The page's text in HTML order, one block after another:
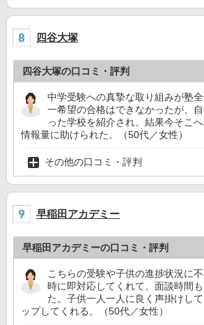
四谷大塚
四谷大塚の口コミ・評判
中学受験への真摯な取り組みが塾
一希望の合格はできなかったが、
った学校を紹介され、結果今そこ
情報量に助けられた。（50代／女性）
その他の口コミ・評判
早稲田アカデミー
早稲田アカデミーの口コミ・評判
こちらの受験や子供の進捗状況に
時に即対応してくれて、面談時間
た。子供一人一人に良く声掛けし
ップしてくれる。（50代／女性）